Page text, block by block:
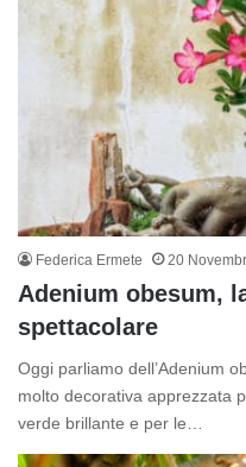
Federica Ermete 20
Adenium obesum,
spettacolare
Oggi parliamo dell’Adenium
molto decorativa apprezzata
verde brillante e per le…